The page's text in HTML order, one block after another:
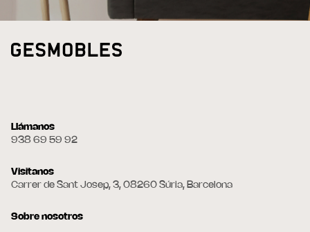
Llámanos
938 69 59 92
Visitanos
Carrer de Sant Josep, 3, 08260 Súria, Barcelona
Sobre nosotros